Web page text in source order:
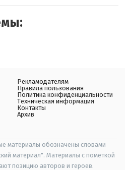
Рекламодателям
Правила пользования
Политика конфиденциальности
Техническая информация
Контакты
Архив
материалы обозначены словами
материал". Материалы с пометкой
позицию авторов и героев.